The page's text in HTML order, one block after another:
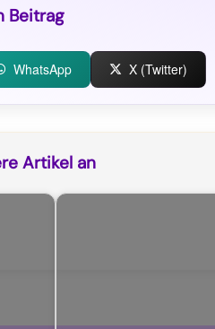
Beitrag
WhatsApp X (Twitter)
Artikel an